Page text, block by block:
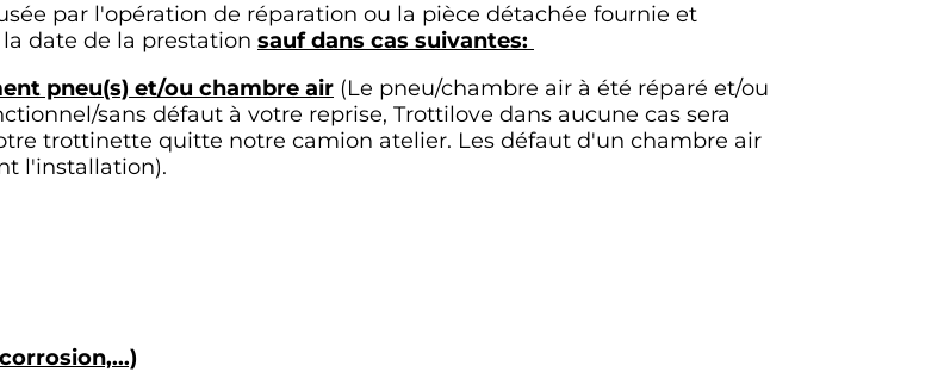
par l'opération de réparation ou la pièce détachée fournie et
date de la prestation sauf dans cas suivantes:
pneu(s) et/ou chambre air (Le pneu/chambre air à été réparé et/ou
sans défaut à votre reprise, Trottilove dans aucune cas sera
trottinette quitte notre camion atelier. Les défaut d'un chambre air
l'installation).